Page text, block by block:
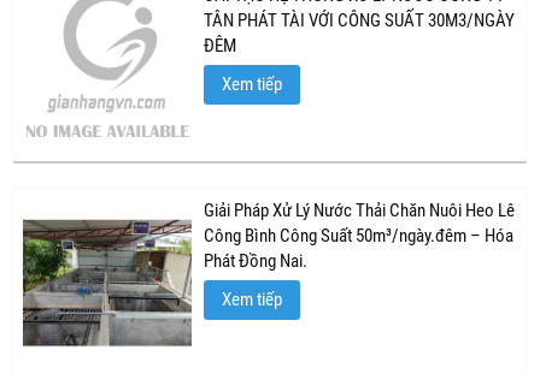
TÂN PHÁT TÀI VỚI CÔNG SUẤT 30M3/NGÀY
ĐÊM
Xem tiếp
Giải Pháp Xử Lý Nước Thải Chăn Nuôi Heo Lê
Công Bình Công Suất 50m³/ngày.đêm – Hóa
Phát Đồng Nai.
Xem tiếp